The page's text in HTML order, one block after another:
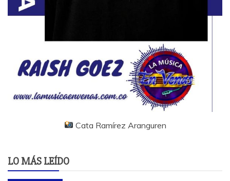
Cata Ramírez Aranguren
LO MÁS LEÍDO